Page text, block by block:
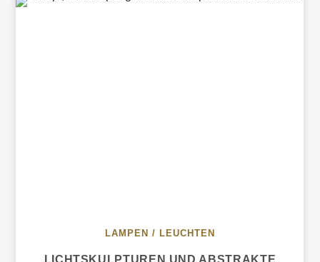
LAMPEN / LEUCHTEN
LICHTSKULPTUREN UND ABSTRAKTE